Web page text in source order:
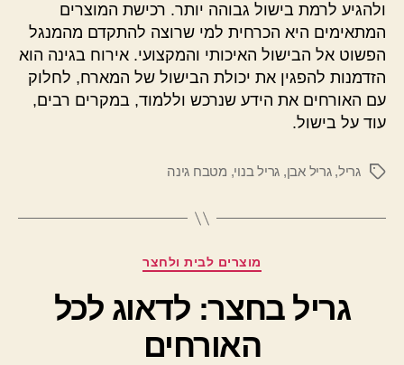
ולהגיע לרמת בישול גבוהה יותר. רכישת המוצרים
המתאימים היא הכרחית למי שרוצה להתקדם מהמנגל
הפשוט אל הבישול האיכותי והמקצועי. אירוח בגינה הוא
הזדמנות להפגין את יכולת הבישול של המארח, לחלוק
עם האורחים את הידע שנרכש וללמוד, במקרים רבים,
עוד על בישול.
תגיותגריל,גריל אבן, גריל בנוי, מטבח גינה
קטגוריות
מוצרים לבית ולחצר
גריל בחצר: לדאוג לכל
האורחים